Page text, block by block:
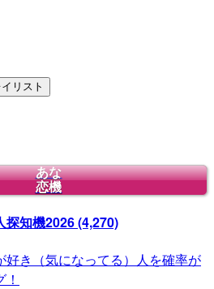
リスト
あな
恋機
探知機2026(4,270)
好き（気になってる）人を確率が